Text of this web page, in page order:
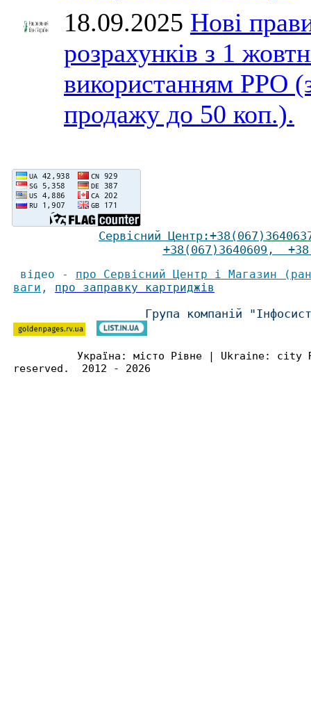
18.09.2025 Нові
розрахунків з 1
використанням РРО
продажу до 50 коп.).
Сервісний Центр :+38(067)
+38(067)3640609 ,
відео - про Сервісний Центр і Магазин
ваги , про заправку картриджів
Група компаній
Україна: місто Рівне | Ukraine:
reserved. 2012 - 2026